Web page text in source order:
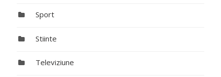
Sport
Stiinte
Televiziune